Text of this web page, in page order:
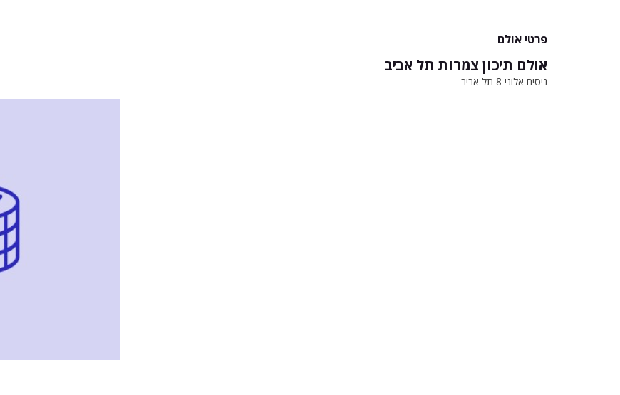
פרטי אולם
אולם תיכון צמרות תל אביב
ניסים אלוני 8 תל אביב